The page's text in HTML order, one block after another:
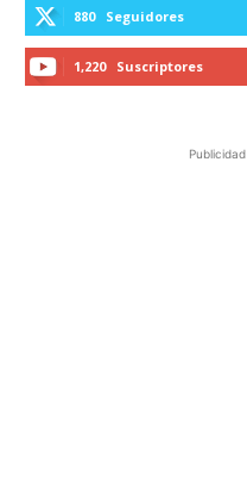
880 Seguidores
1,220 Suscriptores
Publicidad